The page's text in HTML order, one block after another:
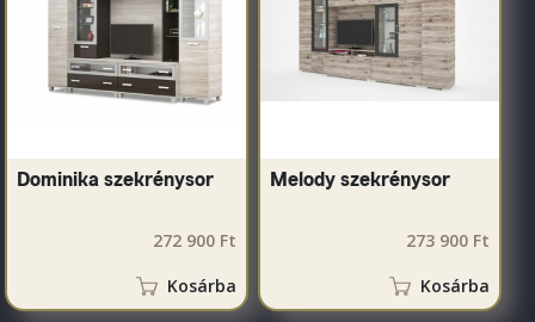
Dominika szekrénysor
272 900 Ft
Kosárba
Melody szekrénysor
273 900 Ft
Kosárba